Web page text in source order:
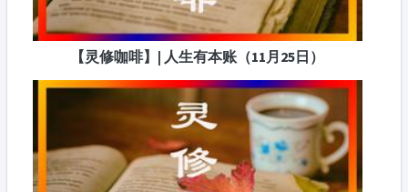
【灵修咖啡】| 人生有本账（11月25日）